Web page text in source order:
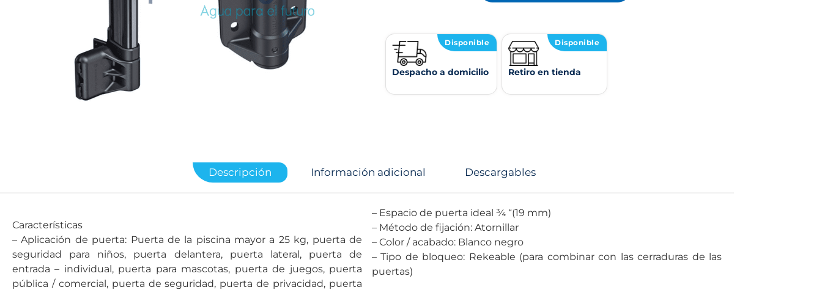
Disponible
Despacho a domicilio
Disponible
Retiro en tienda
Descripción Información adicional Descargables
Características
– Aplicación de puerta: Puerta de la piscina mayor a 25 kg, puerta de
seguridad para niños, puerta delantera, puerta lateral, puerta de
entrada – individual, puerta para mascotas, puerta de juegos, puerta
pública / comercial, puerta de seguridad, puerta de privacidad, puerta
– Espacio de puerta ideal ¾ “(19 mm)
– Método de fijación: Atornillar
– Color / acabado: Blanco negro
– Tipo de bloqueo: Rekeable (para combinar con las cerraduras de las
puertas)